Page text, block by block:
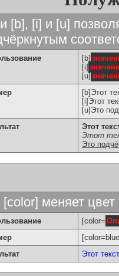
[b], [i] и [u]
[b]
[i]
[u]
[b]Этот
[i]Этот
[u]Это
Этот
Этот
Это
[color] меняет цвет
[color=
Этот